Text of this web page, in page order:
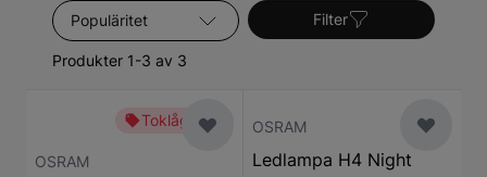
Sortera efter
Produkter 1-3 av 3
Filter
Toklågt pris
OSRAM
OSRAM
Ledlampa H4 Night